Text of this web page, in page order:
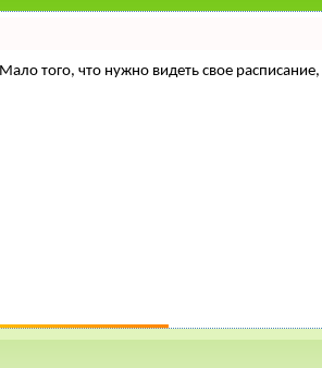
Мало того, что нужно видеть свое